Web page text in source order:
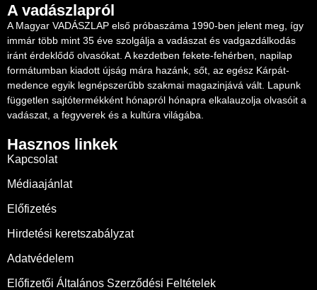
A vadászlapról
A Magyar VADÁSZLAP első próbaszáma 1990-ben jelent meg, így
immár több mint 35 éve szolgálja a vadászat és vadgazdálkodás
iránt érdeklődő olvasókat. A kezdetben fekete-fehérben, napilap
formátumban kiadott újság mára hazánk, sőt, az egész Kárpát-
medence egyik legnépszerűbb szakmai magazinjává vált. Lapunk
független sajtótermékként hónapról hónapra elkalauzolja olvasóit a
vadászat, a fegyverek és a kultúra világába.
Hasznos linkek
Kapcsolat
Médiaajánlat
Előfizetés
Hirdetési keretszabályzat
Adatvédelem
Előfizetői Általános Szerződési Feltételek